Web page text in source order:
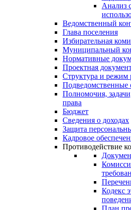
Анализ
Ведомственный
Глава поселения
Избирательная
Муниципальный
Нормативные
Проектная
Структура и режим
Подведомственные
Полномочия,
права
Бюджет
Сведения о доходах
Защита
Кадровое
Противодействие
Кодекс